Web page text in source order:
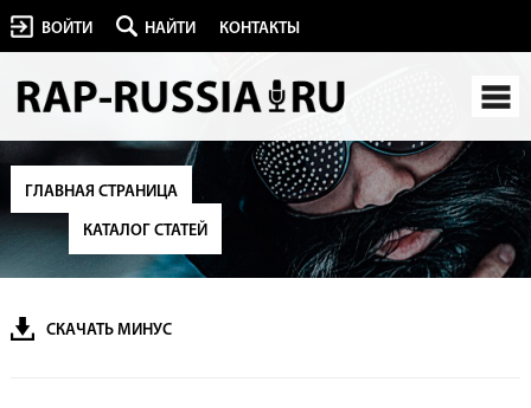
ВОЙТИ НАЙТИ КОНТАКТЫ
ГЛАВНАЯ СТРАНИЦА
КАТАЛОГ СТАТЕЙ
СКАЧАТЬ МИНУС